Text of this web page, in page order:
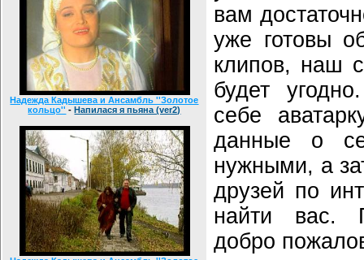
Надежда Кадышева и Ансамбль ''Золотое
кольцо'' -Напилася я пьяна (ver2)
вам
уже готовы
клипов, наш
будет
себе
данные о
нужными, а
друзей по
найти вас.
добро